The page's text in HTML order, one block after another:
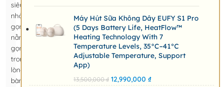
siêu
nhỏ
gọn
nằm
gọn
trong
lòng
bàn
Máy Hút Sữa Không Dây EUFY S1 Pro
(5 Days Battery Life, HeatFlow™
Heating Technology With 7
Temperature Levels, 35°C–41°C
Adjustable Temperature, Support
App)
13,500,000₫ 12,990,000 ₫